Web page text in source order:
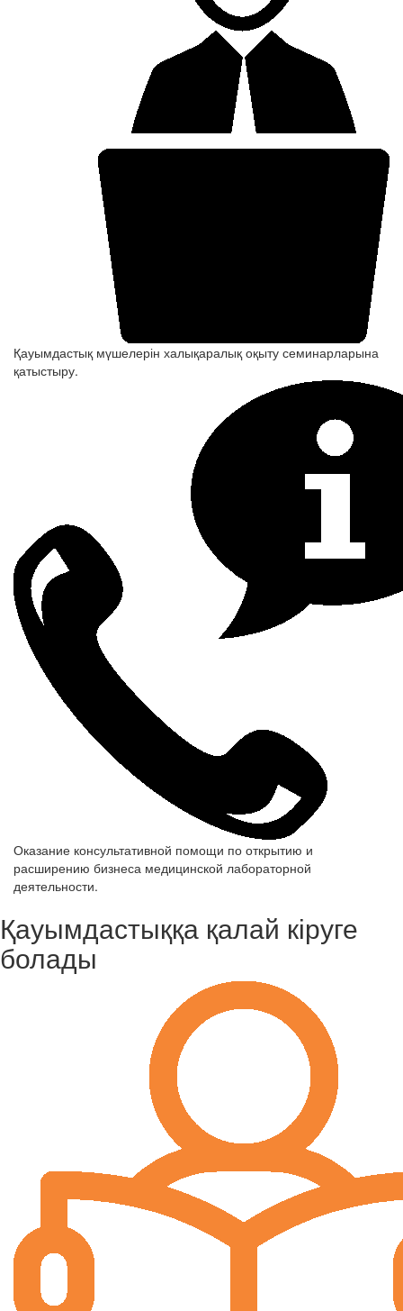
Қауымдастық мүшелерін халықаралық оқыту семинарларына
қатыстыру.
Оказание консультативной помощи по открытию и
расширению бизнеса медицинской лабораторной
деятельности.
Қауымдастыққа қалай кіруге
болады